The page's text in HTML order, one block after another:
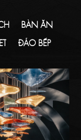
BÀN ĂN
ĐẢO BẾP